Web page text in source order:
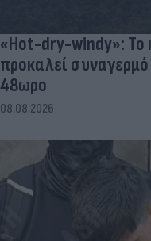
«Hot-dry-windy»: Το
προκαλεί
48ωρο
08.08.2026